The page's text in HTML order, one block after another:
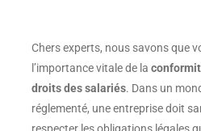
Chers experts, nous savons que
l’importance vitale de la
droits des salariés. Dans un
réglementé, une entreprise doit